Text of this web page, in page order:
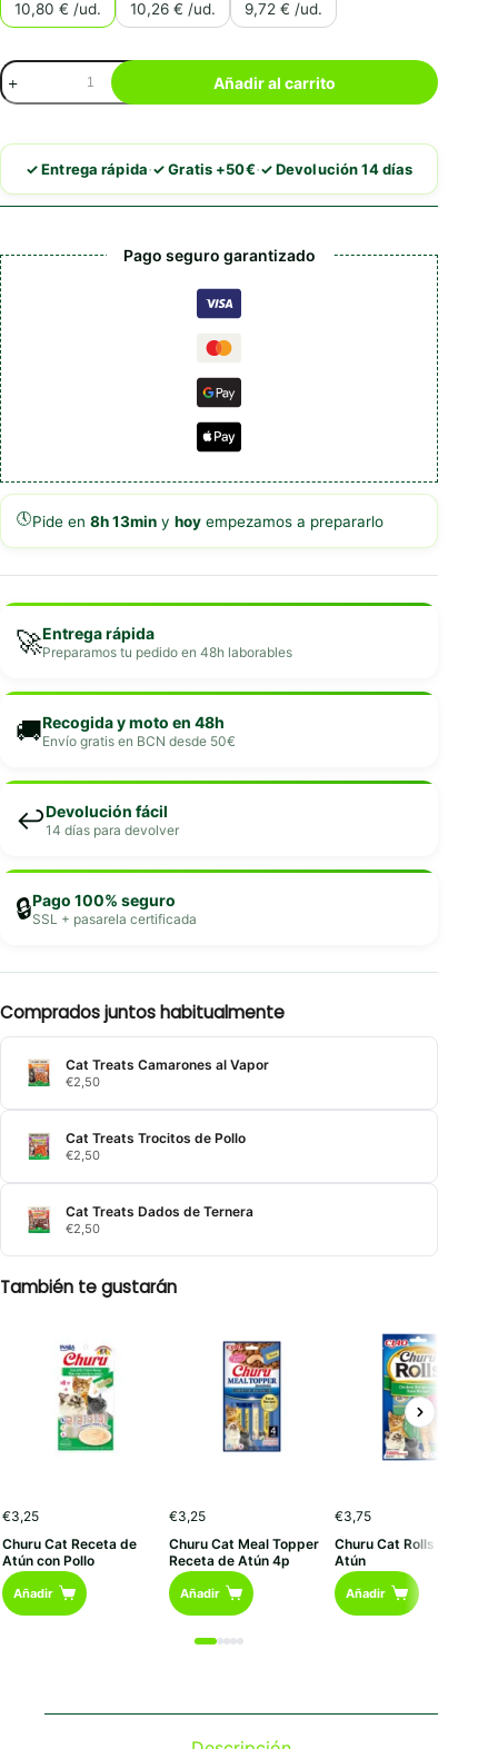
10,80 € /ud.
10,26 € /ud.
9,72 € /ud.
Churu
Cat
Caldo
Pollo
con
Vieira
Añadir al carrito
✓ Entrega rápida·✓ Gratis +50€·✓ Devolución 14 días
Pago seguro garantizado
🕔Pide en 8h 13min y hoy empezamos a prepararlo
🚀Entrega rápida
Preparamos tu pedido en 48h laborables
🚚Recogida y moto en 48h
Envío gratis en BCN desde 50€
↩️Devolución fácil
14 días para devolver
🔒Pago 100% seguro
SSL + pasarela certificada
Comprados juntos habitualmente
Cat Treats Camarones al Vapor
€2,50
Cat Treats Trocitos de Pollo
€2,50
Cat Treats Dados de Ternera
€2,50
También te gustarán
€3,25
Churu Cat Receta de
Atún con Pollo
Añadir
€3,25
Churu Cat Meal Topper
Receta de Atún 4p
Añadir
€3,75
Churu Cat Rolls Pollo con
Atún
Añadir